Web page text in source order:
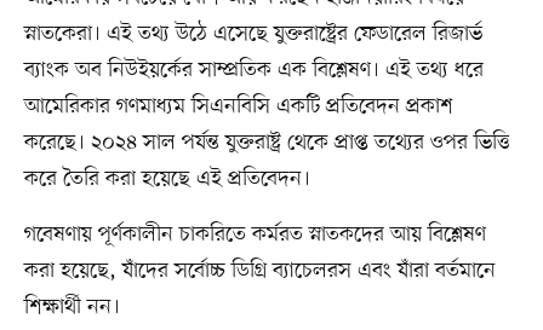
স্নাতকেরা। এই তথ্য উঠে এসেছে যুক্তরাষ্ট্রের ফেডারেল রিজার্ভ
ব্যাংক অব নিউইয়র্কের সাম্প্রতিক এক বিশ্লেষণ। এই তথ্য ধরে
আমেরিকার গণমাধ্যম সিএনবিসি একটি প্রতিবেদন প্রকাশ
করেছে। ২০২৪ সাল পর্যন্ত যুক্তরাষ্ট্র থেকে প্রাপ্ত তথ্যের ওপর ভিত্তি
করে তৈরি করা হয়েছে এই প্রতিবেদন।
গবেষণায় পূর্ণকালীন চাকরিতে কর্মরত স্নাতকদের আয় বিশ্লেষণ
করা হয়েছে, যাঁদের সর্বোচ্চ ডিগ্রি ব্যাচেলরস এবং যাঁরা বর্তমানে
শিক্ষার্থী নন।